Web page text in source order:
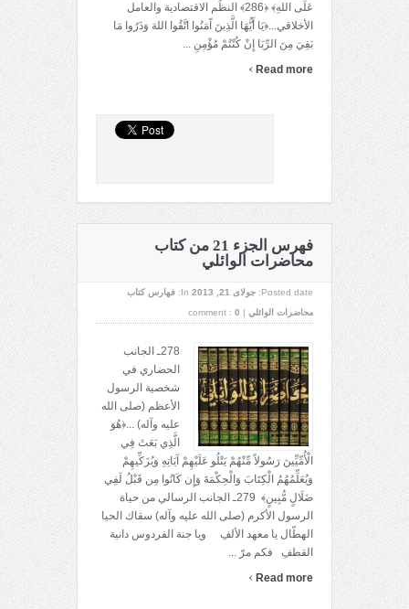
عَلَى اللهِ﴾ ﴿286﴾ النظُم الاقتصادية والعامل
الأخلاقي...﴿يَا أَيُّهَا الَّذِينَ آَمَنُوا اتَّقُوا اللهَ وَذَرُوا مَا
بَقِيَ مِنَ الرِّبَا إِنْ كُنْتُمْ مُؤْمِنِ ...
Read more
›
فهرس الجزء 21 من كتاب
محاضرات الوائلي
Posted date: جولای 21, 2013 In:
فهارس كتاب
محاضرات الوائلي |
comment : 0
278ـ الجانب
الحضاري في
شخصية الرسول
الأعظم (صلى الله
عليه وآله) ...﴿هُوَ
الَّذِي بَعَثَ فِي
الْأُمِّيِّينَ رَسُولاً مِّنْهُمْ يَتْلُو عَلَيْهِمْ آيَاتِهِ وَيُزَكِّيهِمْ
وَيُعَلِّمُهُمُ الْكِتَابَ وَالْحِكْمَةَ وَإِن كَانُوا مِن قَبْلُ لَفِي
ضَلَالٍ مُّبِينٍ﴾ 279ـ الجانب الرسالي من حياة
الرسول الأكرم (صلى الله عليه وآله) سقاك الحيا
الهطّال يا معهد الألفِ ويا جنة الفردوس دانية
القطفِ فكم مرّ ...
Read more
›